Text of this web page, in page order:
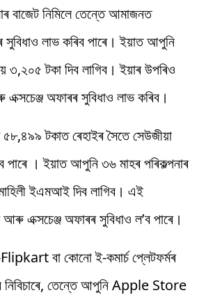
নিমিলে তেন্তে আমাজনত
সুবিধাও লাভ কৰিব পাৰে। ইয়াত আপুনি
৩,২০৫ টকা দিব লাগিব। ইয়াৰ উপৰিও
অফাৰৰ সুবিধাও লাভ কৰিব।
টকাত ৰেহাইৰ সৈতে সেউজীয়া
। ইয়াত আপুনি ৩৬ মাহৰ পৰিকল্পনাৰ
ইএমআই দিব লাগিব। এই
এক্সচেঞ্জ অফাৰৰ সুবিধাও ল’ব পাৰে।
বা কোনো ই-কমাৰ্চ প্লেটফৰ্মৰ
তেন্তে আপুনি Apple Store